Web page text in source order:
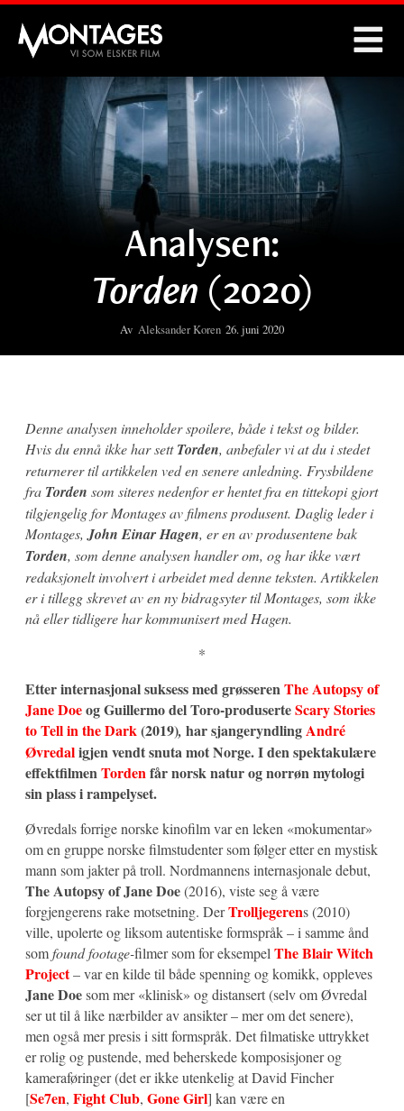
Montages
Analysen:
Torden (2020)
Av Aleksander Koren 26. juni 2020
Denne analysen inneholder spoilere, både i tekst og bilder.
Hvis du ennå ikke har settTorden, anbefaler vi at du i stedet
returnerer til artikkelen ved en senere anledning. Frysbildene
fra Torden som siteres nedenfor er hentet fra en tittekopi gjort
tilgjengelig for Montages av filmens produsent. Daglig leder i
Montages,John Einar Hagen, er en av produsentene bak
Torden, som denne analysen handler om, og har ikke vært
redaksjonelt involvert i arbeidet med denne teksten. Artikkelen
er i tillegg skrevet av en ny bidragsyter til Montages, som ikke
nå eller tidligere har kommunisert med Hagen.
*
Etter internasjonal suksess med grøsserenThe Autopsy of
Jane Doeog Guillermo del Toro-produserteScary Stories
to Tell in the Dark(2019), har sjangeryndlingAndré
Øvredaligjen vendt snuta mot Norge. I den spektakulære
effektfilmenTordenfår norsk natur og norrøn mytologi
sin plass i rampelyset.
Øvredals forrige norske kinofilm var en leken «mokumentar»
om en gruppe norske filmstudenter som følger etter en mystisk
mann som jakter på troll. Nordmannens internasjonale debut,
The Autopsy of Jane Doe(2016), viste seg å være
forgjengerens rake motsetning. DerTrolljegerens (2010)
ville, upolerte og liksom autentiske formspråk – i samme ånd
somfound footage-filmer som for eksempelThe Blair Witch
Project– var en kilde til både spenning og komikk, oppleves
Jane Doesom mer «klinisk» og distansert (selv om Øvredal
ser ut til å like nærbilder av ansikter – mer om det senere),
men også mer presis i sitt formspråk. Det filmatiske uttrykket
er rolig og pustende, med beherskede komposisjoner og
kameraføringer (det er ikke utenkelig at David Fincher
[Se7en, Fight Club, Gone Girl] kan være en